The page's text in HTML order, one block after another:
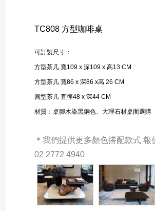
TC808 方型咖啡桌
可訂製尺寸：
方型茶几 寬109 x 深109 x 高13 CM
方型茶几 寬86 x 深86 x高 26 CM
圓型茶几 直徑48 x 深44 CM
材質： 桌腳木染黑銅色、 大理石材桌面選購
＊我們提供更多顏色搭配款式 報
02 2772 4940